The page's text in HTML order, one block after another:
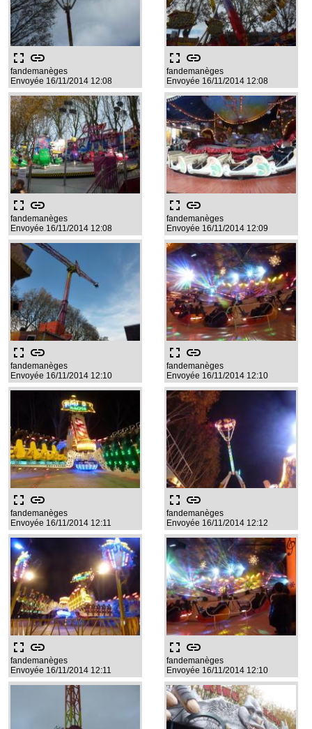
fullscreen link
fandemanèges
Envoyée 16/11/2014 12:08
fullscreen link
fandemanèges
Envoyée 16/11/2014 12:08
fullscreen link
fandemanèges
Envoyée 16/11/2014 12:08
fullscreen link
fandemanèges
Envoyée 16/11/2014 12:09
fullscreen link
fandemanèges
Envoyée 16/11/2014 12:10
fullscreen link
fandemanèges
Envoyée 16/11/2014 12:10
fullscreen link
fandemanèges
Envoyée 16/11/2014 12:11
fullscreen link
fandemanèges
Envoyée 16/11/2014 12:12
fullscreen link
fandemanèges
Envoyée 16/11/2014 12:11
fullscreen link
fandemanèges
Envoyée 16/11/2014 12:10